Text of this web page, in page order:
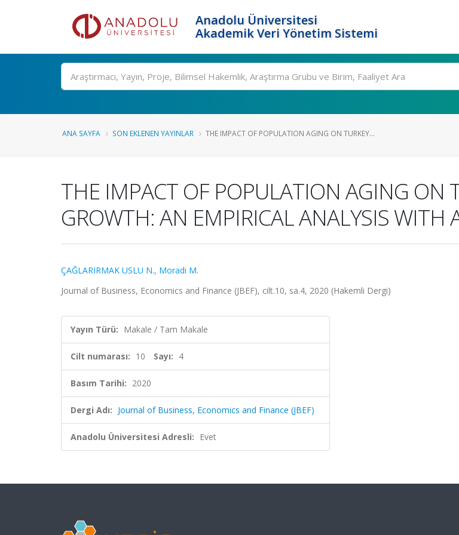
Anadolu Üniversitesi
Akademik Veri Yönetim Sistemi
Ara
ANA SAYFA SON EKLENEN YAYINLAR THE IMPACT OF POPULATION AGING ON TURKEY...
THE IMPACT OF POPULATION AGING ON
GROWTH: AN EMPIRICAL ANALYSIS WITH
ÇAĞLARIRMAK USLU N., Moradi M.
Journal of Business, Economics and Finance (JBEF), cilt.10, sa.4, 2020 (Hakemli Dergi)
Yayın Türü: Makale / Tam Makale
Cilt numarası: 10 Sayı: 4
Basım Tarihi: 2020
Dergi Adı: Journal of Business, Economics and Finance (JBEF)
Anadolu Üniversitesi Adresli: Evet